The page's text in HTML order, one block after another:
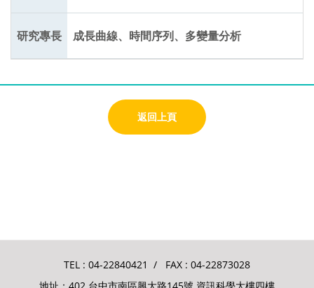
研究專長 成長曲線、時間序列、多變量分析
返回上頁
TEL : 04-22840421 / FAX : 04-22873028